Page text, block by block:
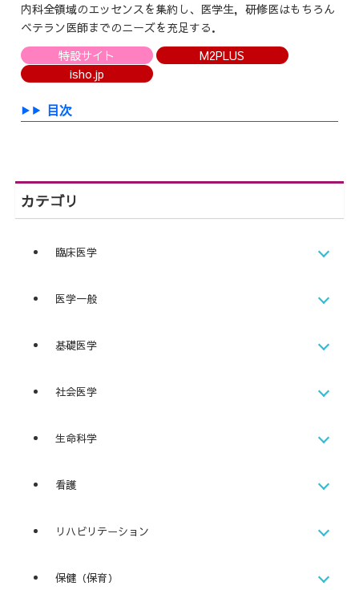
内科全領域のエッセンスを集約し、医学生，研修医はもちろん
ベテラン医師までのニーズを充足する．
特設サイト
M2PLUS
isho.jp
目次
カテゴリ
臨床医学
医学一般
基礎医学
社会医学
生命科学
看護
リハビリテーション
保健（保育）